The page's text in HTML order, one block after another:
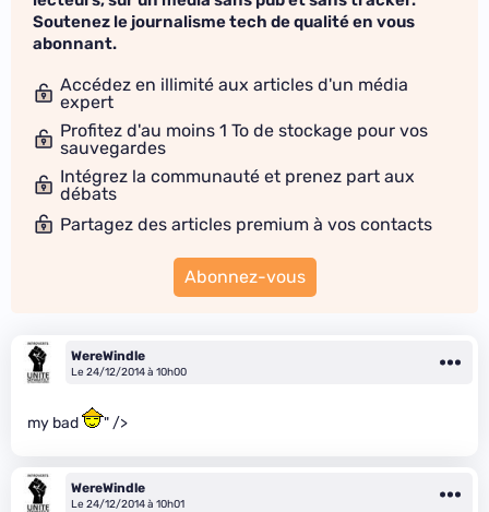
Soutenez le journalisme tech de qualité en vous
abonnant.
Accédez en illimité aux articles d'un média
expert
Profitez d'au moins 1 To de stockage pour vos
sauvegardes
Intégrez la communauté et prenez part aux
débats
Partagez des articles premium à vos contacts
Abonnez-vous
WereWindle
Le 24/12/2014 à 10h00
my bad " />
WereWindle
Le 24/12/2014 à 10h01